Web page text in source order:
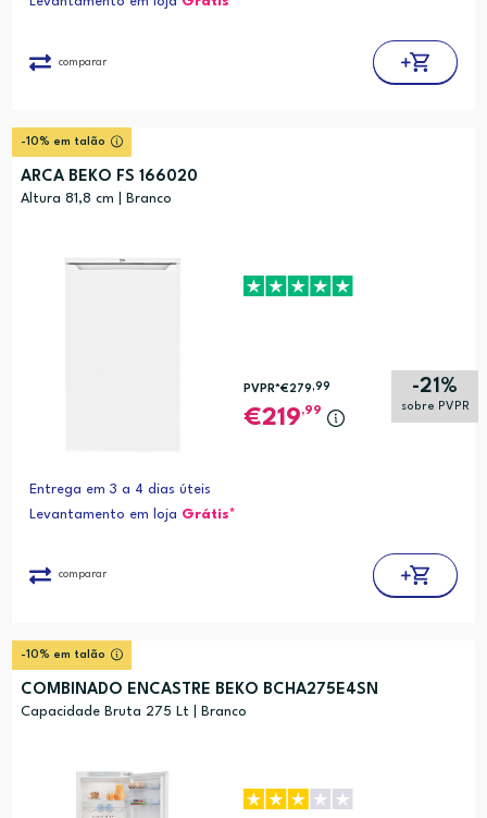
comparar
-10% em talão
ARCA BEKO FS 166020
Altura 81,8 cm | Branco
-21%
sobre PVPR
PVPR*€279,99
219,99
Entrega em 3 a 4 dias úteis
Levantamento em loja Grátis*
comparar
-10% em talão
COMBINADO ENCASTRE BEKO BCHA275E4SN
Capacidade Bruta 275 Lt | Branco